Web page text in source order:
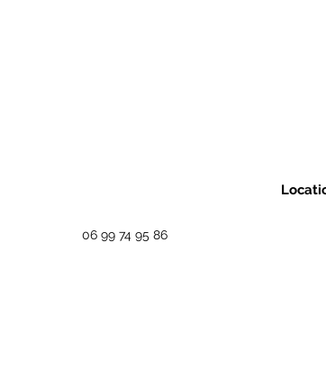
06 99 74 95 86